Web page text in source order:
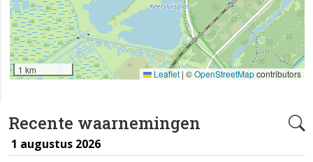
Recente waarnemingen
1 augustus 2026
1 km Leaflet | ©OpenStreetMapcontributors